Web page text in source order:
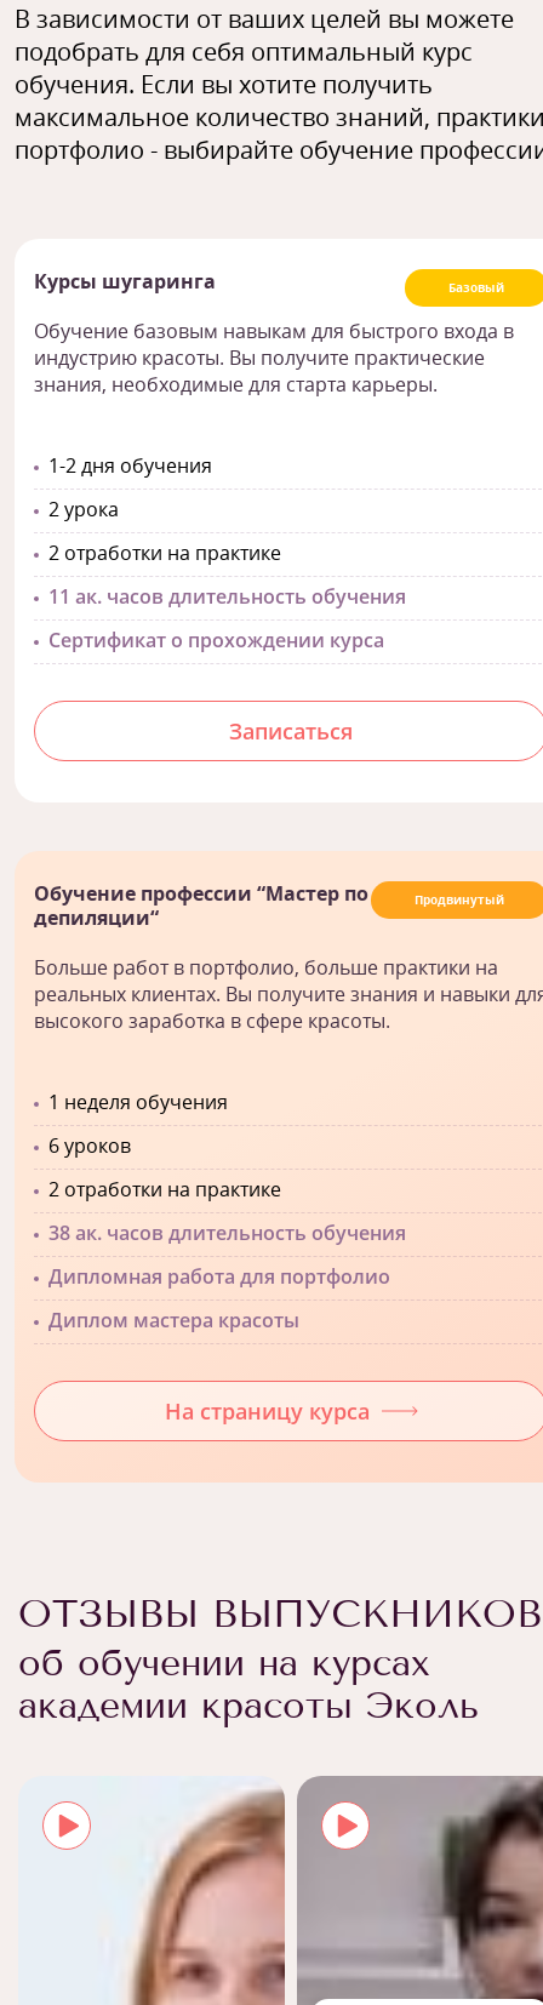
В зависимости от ваших целей вы можете
подобрать для себя оптимальный курс
обучения. Если вы хотите получить
максимальное количество знаний,
портфолио - выбирайте обучение
Базовый
Курсы шугаринга
Обучение базовым навыкам для быстрого входа в
индустрию красоты. Вы получите практические
знания, необходимые для старта карьеры.
1-2 дня обучения
2 урока
2 отработки на практике
11 ак. часов длительность обучения
Сертификат о прохождении курса
Записаться
Продвинутый
Обучение профессии “Мастер по
депиляции“
Больше работ в портфолио, больше практики на
реальных клиентах. Вы получите знания и навыки
высокого заработка в сфере красоты.
1 неделя обучения
6 уроков
2 отработки на практике
38 ак. часов длительность обучения
Дипломная работа для портфолио
Диплом мастера красоты
На страницу курса
ОТЗЫВЫ ВЫПУСКНИКОВ
об обучении на курсах
академии красоты Эколь